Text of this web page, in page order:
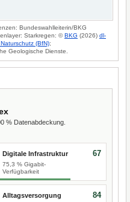
Bundeswahlleiterin/BKG
Starkregen: ©BKG (2026) dl-
(BfN);
Geologische Dienste.
% Datenabdeckung.
Digitale Infrastruktur
75,3 % Gigabit-
Verfügbarkeit
67
Alltagsversorgung 84